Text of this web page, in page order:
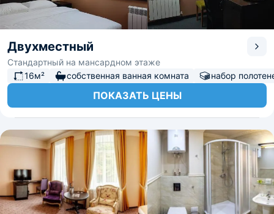
Двухместный
Стандартный на мансардном этаже
16м²
собственная ванная комната набор
ПОКАЗАТЬ ЦЕНЫ